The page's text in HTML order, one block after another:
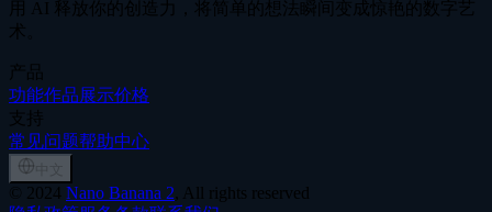
用 AI 释放你的创造力，将简单的想法瞬间变成惊艳的数字艺
术。
产品
功能作品展示价格
支持
常见问题帮助中心
© 2024 Nano Banana 2, All rights reserved